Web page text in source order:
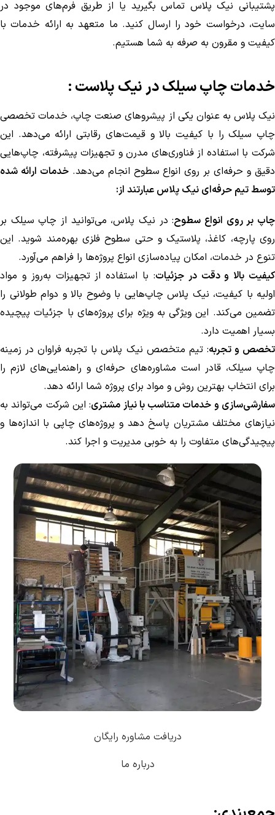
پشتیبانی نیک پلاس تماس بگیرید یا از طریق فرم‌های موجود در
سایت، درخواست خود را ارسال کنید. ما متعهد به ارائه خدمات با
کیفیت و مقرون به صرفه به شما هستیم.
خدمات چاپ سیلک در نیک پلاست :
نیک پلاس به عنوان یکی از پیشروهای صنعت چاپ، خدمات تخصصی
چاپ سیلک را با کیفیت بالا و قیمت‌های رقابتی ارائه می‌دهد. این
شرکت با استفاده از فناوری‌های مدرن و تجهیزات پیشرفته، چاپ‌هایی
دقیق و حرفه‌ای بر روی انواع سطوح انجام می‌دهد.خدمات ارائه شده
توسط تیم حرفه‌ای نیک پلاس عبارتند از:
چاپ بر روی انواع سطوح: در نیک پلاس، می‌توانید از چاپ سیلک بر
روی پارچه، کاغذ، پلاستیک و حتی سطوح فلزی بهره‌مند شوید. این
تنوع در خدمات، امکان پیاده‌سازی انواع پروژه‌ها را فراهم می‌آورد.
کیفیت بالا و دقت در جزئیات: با استفاده از تجهیزات به‌روز و مواد
اولیه با کیفیت، نیک پلاس چاپ‌هایی با وضوح بالا و دوام طولانی را
تضمین می‌کند. این ویژگی به ویژه برای پروژه‌های با جزئیات پیچیده
بسیار اهمیت دارد.
تخصص و تجربه: تیم متخصص نیک پلاس با تجربه فراوان در زمینه
چاپ سیلک، قادر است مشاوره‌های حرفه‌ای و راهنمایی‌های لازم را
برای انتخاب بهترین روش و مواد برای پروژه شما ارائه دهد.
سفارشی‌سازی و خدمات متناسب با نیاز مشتری: این شرکت می‌تواند به
نیازهای مختلف مشتریان پاسخ دهد و پروژه‌های چاپی با اندازه‌ها و
پیچیدگی‌های متفاوت را به خوبی مدیریت و اجرا کند.
دریافت مشاوره رایگان
درباره ما